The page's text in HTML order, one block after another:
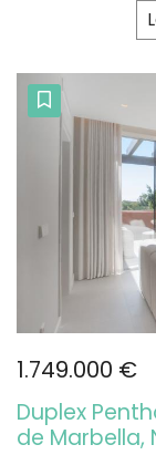
1.749.000 €
Duplex
de Marbella,